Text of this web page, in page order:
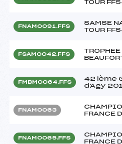
TOUR
FNAM0091.FFS
SAMSE
TOUR
FSAM0042.FFS
TROPHEE
FMBM0064.FFS
42 ième
d'Agy
FNAM0063
FRANCE
FNAM0065.FFS
FRANCE